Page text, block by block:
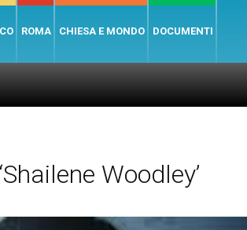
ROMA CHIESA E MONDO DOCUMENTI
Il
Woodley’